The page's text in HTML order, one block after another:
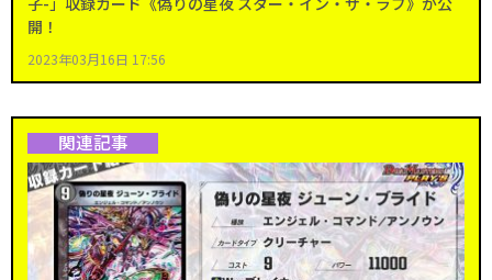
開！
2023年03月16日 17:56
関連記事